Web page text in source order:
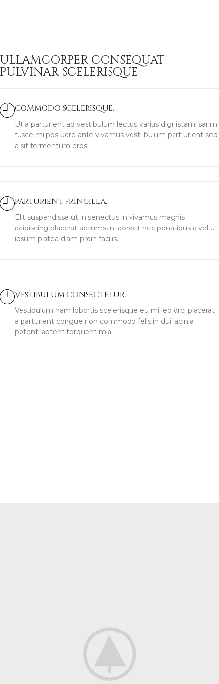
ULLAMCORPER CONSEQUAT
PULVINAR SCELERISQUE
COMMODO SCELERISQUE.
Ut a parturient ad vestibulum lectus varius dignistami sarim
fusce mi pos uere ante vivamus vesti bulum part urient sed
a sit fermentum eros.
PARTURIENT FRINGILLA.
Elit suspendisse ut in senectus in vivamus magnis
adipiscing placerat accumsan laoreet nec penatibus a vel ut
ipsum platea diam proin facilis.
VESTIBULUM CONSECTETUR.
Vestibulum nam lobortis scelerisque eu mi leo orci placerat
a parturient congue non commodo felis in dui lacinia
potenti aptent torquent mia.